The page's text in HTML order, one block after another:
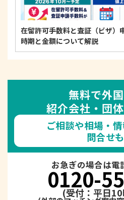
在留許可手数料と査証（ビザ）
時期と金額について解説
無料で外
紹介会社・団
ご相談や相場・
問合せ
お急ぎの場合は電
0120-
(受付：平日